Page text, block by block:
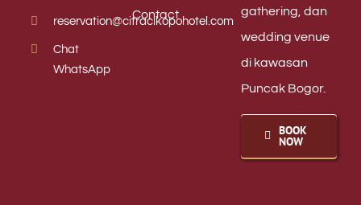
reservation@citracikopohotel.com
Chat
WhatsApp
Contact
gathering, dan
wedding venue
di kawasan
Puncak Bogor.
BOOK
NOW